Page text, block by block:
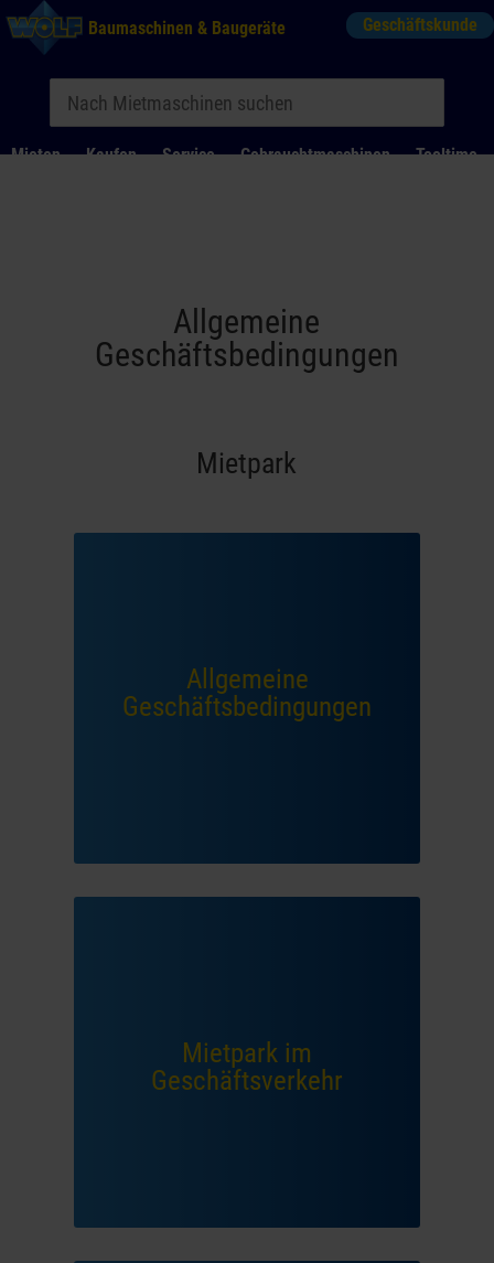
Baumaschinen & Baugeräte Geschäftskunde
Mieten Kaufen Service Gebrauchtmaschinen Tooltime
Allgemeine
Geschäftsbedingungen
Mietpark
Allgemeine
Geschäftsbedingungen
Mietpark im
Geschäftsverkehr